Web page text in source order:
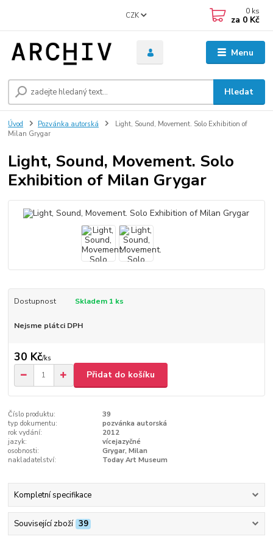
Menu
CZK
Hledat
0 ks
za 0 Kč
Úvod Pozvánka autorská
Light, Sound, Movement. Solo Exhibition of
Milan Grygar
Light, Sound, Movement. Solo
Exhibition of Milan Grygar
Dostupnost Skladem 1 ks
Nejsme plátci DPH
30 Kč/ks
Přidat do košíku
Číslo produktu:
39
typ dokumentu:
pozvánka autorská
rok vydání:
2012
jazyk:
vícejazyčné
osobnosti:
Grygar, Milan
nakladatelství:
Today Art Museum
Kompletní specifikace
Související zboží 39